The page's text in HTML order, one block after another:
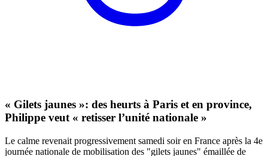
« Gilets jaunes »: des heurts à Paris et en province,
Philippe veut « retisser l’unité nationale »
Le calme revenait progressivement samedi soir en France après la 4e
journée nationale de mobilisation des "gilets jaunes" émaillée de